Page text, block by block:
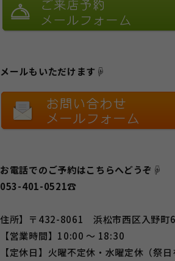
メールもいただけます☟
お電話でのご予約はこちらへどうぞ☟
053-401-0521☎
住所】〒432-8061 浜松市西区入野町
【営業時間】10:00 ～ 18:30
【定休日】火曜不定休・水曜定休（祭日